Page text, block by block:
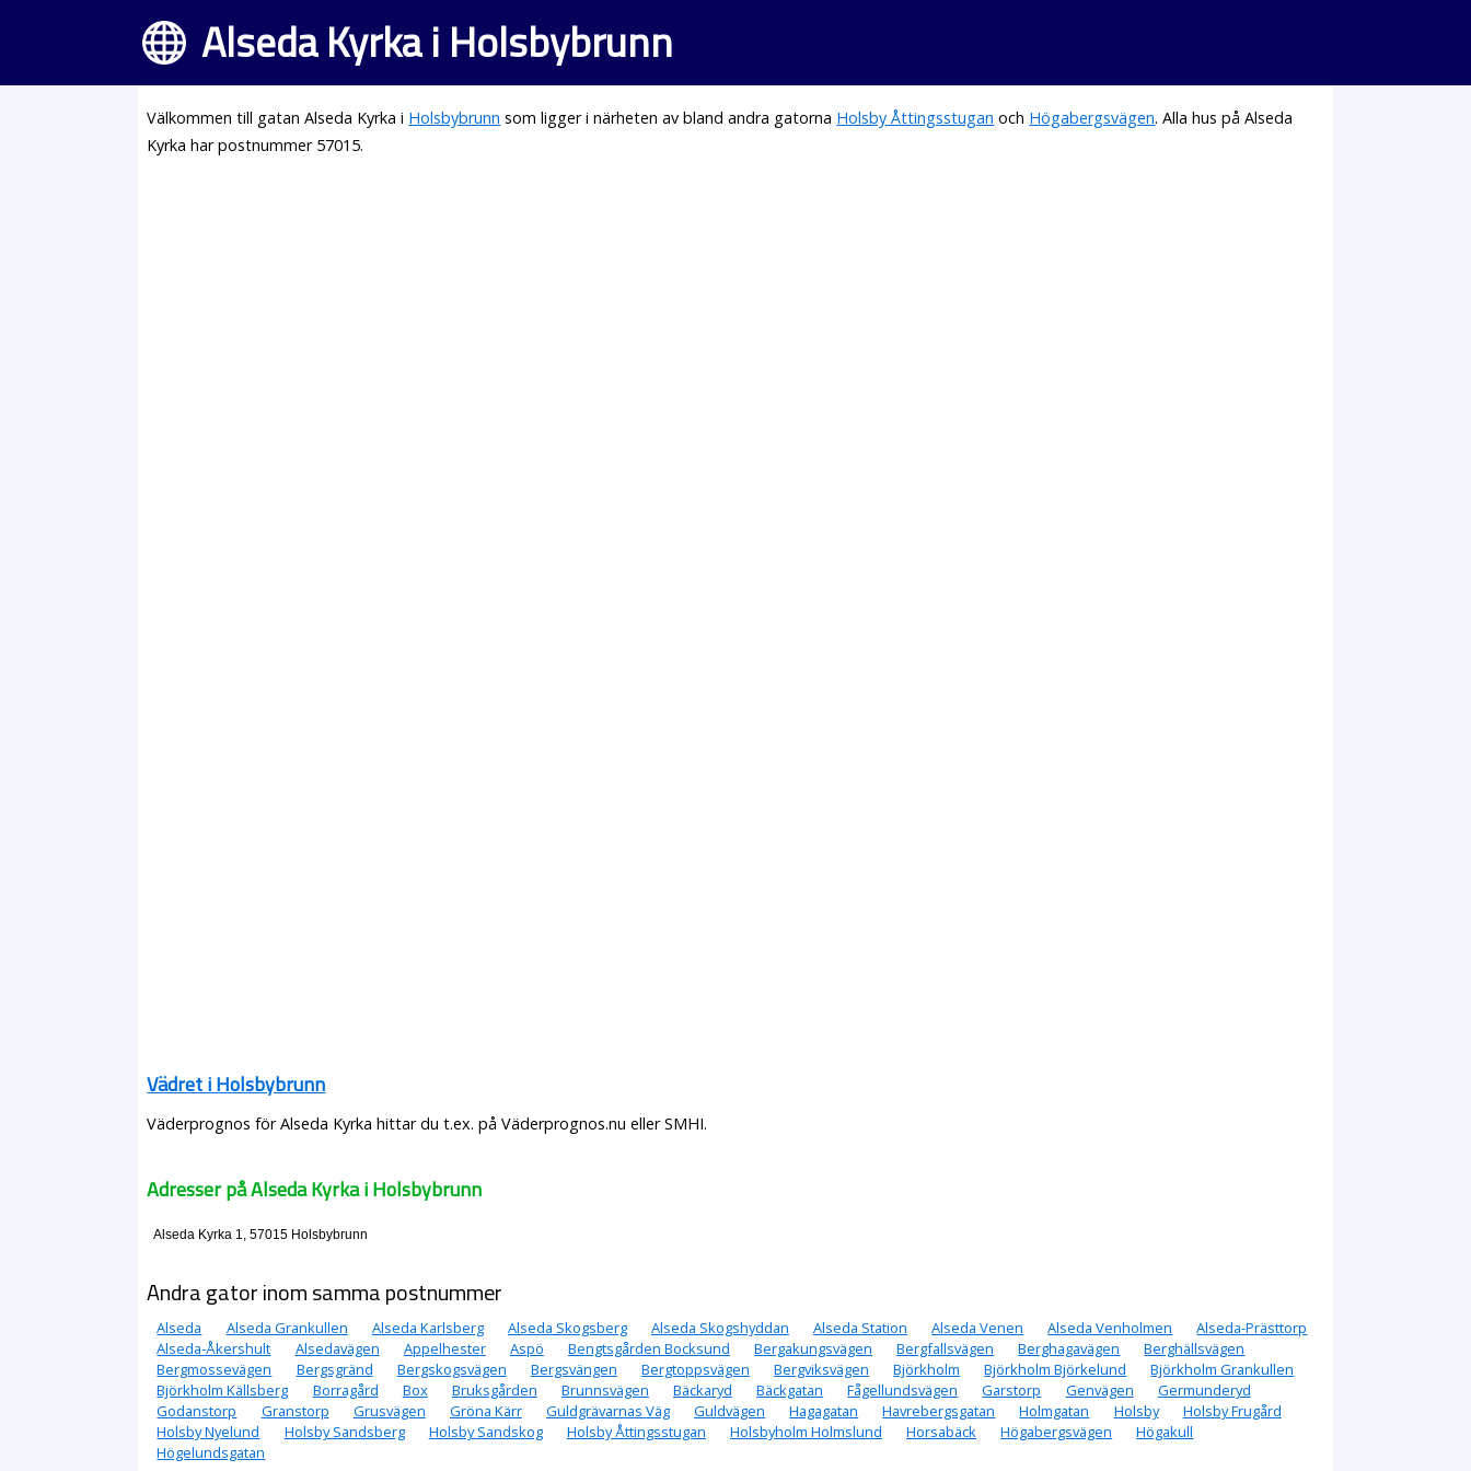
Alseda Kyrka i Holsbybrunn
Välkommen till gatan Alseda Kyrka i Holsbybrunn som ligger i närheten av bland andra gatorna Holsby Åttingsstugan och Högabergsvägen. Alla hus på Alseda
Kyrka har postnummer 57015.
Vädret i Holsbybrunn
Väderprognos för Alseda Kyrka hittar du t.ex. på Väderprognos.nu eller SMHI.
Adresser på Alseda Kyrka i Holsbybrunn
Alseda Kyrka 1, 57015 Holsbybrunn
Andra gator inom samma postnummer
Alseda Alseda Grankullen Alseda Karlsberg Alseda Skogsberg Alseda Skogshyddan Alseda Station Alseda Venen Alseda Venholmen
Alseda-Prästtorp
Alseda-Åkershult
Alsedavägen Appelhester Aspö Bengtsgården Bocksund Bergakungsvägen Bergfallsvägen Berghagavägen
Berghällsvägen
Bergmossevägen
Bergsgränd Bergskogsvägen Bergsvängen Bergtoppsvägen Bergviksvägen Björkholm Björkholm Björkelund
Björkholm Grankullen
Björkholm Källsberg
Borragård Box Bruksgården Brunnsvägen Bäckaryd Bäckgatan Fågellundsvägen Garstorp Genvägen
Germunderyd
Godanstorp
Granstorp Grusvägen Gröna Kärr Guldgrävarnas Väg Guldvägen Hagagatan Havrebergsgatan Holmgatan Holsby
Holsby Frugård
Holsby Nyelund
Holsby Sandsberg Holsby Sandskog Holsby Åttingsstugan Holsbyholm Holmslund Horsabäck Högabergsvägen
Högakull
Högelundsgatan